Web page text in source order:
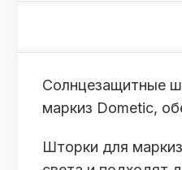
Солнцезащитные
маркиз Dometic,
Шторки для